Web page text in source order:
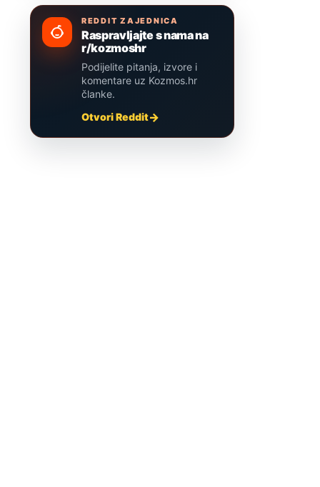
REDDIT ZAJEDNICA
Raspravljajte s nama na
r/kozmoshr
Podijelite pitanja, izvore i
komentare uz Kozmos.hr
članke.
Otvori Reddit